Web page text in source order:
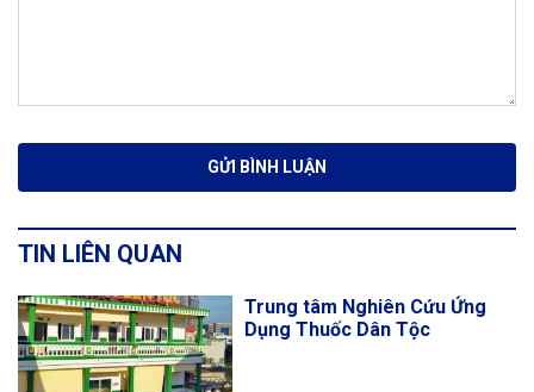
TIN LIÊN QUAN
Trung tâm Nghiên Cứu Ứng
Dụng Thuốc Dân Tộc